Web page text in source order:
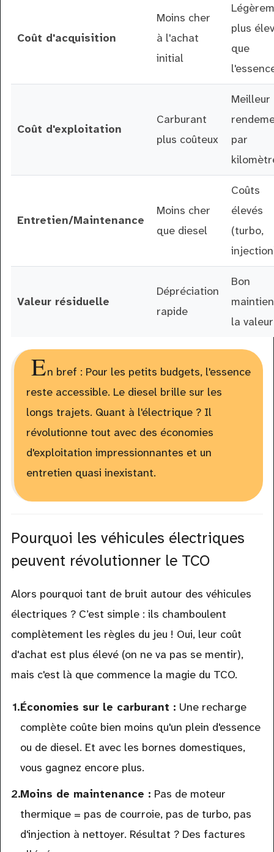
Coût d'acquisition
Moins cher
à l'achat
initial
plus
que
Coût d'exploitation
Carburant
plus coûteux
Meilleur
par
Entretien/Maintenance
Moins cher
que diesel
Coûts
élevés
(turbo,
Valeur résiduelle
Dépréciation
rapide
Bon
la valeur
En bref : Pour les petits budgets, l'essence
reste accessible. Le diesel brille sur les
longs trajets. Quant à l'électrique ? Il
révolutionne tout avec des économies
d'exploitation impressionnantes et un
entretien quasi inexistant.
Pourquoi les véhicules électriques
peuvent révolutionner le TCO
Alors pourquoi tant de bruit autour des véhicules
électriques ? C’est simple : ils chamboulent
complètement les règles du jeu ! Oui, leur coût
d'achat est plus élevé (on ne va pas se mentir),
mais c'est là que commence la magie du TCO.
Économies sur le carburant : Une recharge
complète coûte bien moins qu'un plein d'essence
ou de diesel. Et avec les bornes domestiques,
vous gagnez encore plus.
Moins de maintenance : Pas de moteur
thermique = pas de courroie, pas de turbo, pas
d'injection à nettoyer. Résultat ? Des factures